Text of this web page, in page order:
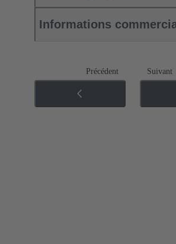
Informations
Précédent Suivant